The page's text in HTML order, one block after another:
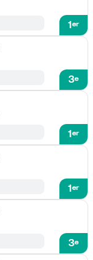
1er
3e
1er
1er
3e